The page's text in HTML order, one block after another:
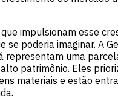
impulsionam esse
se poderia imaginar. A
representam uma
patrimônio. Eles
materiais e estão